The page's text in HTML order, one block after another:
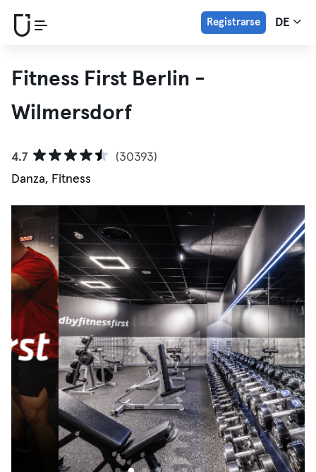
Registrarse DE
Fitness First Berlin -
Wilmersdorf
4.7
(30393)
Danza, Fitness